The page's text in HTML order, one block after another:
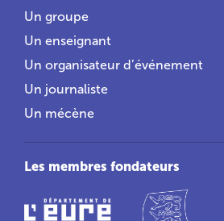
Un groupe
Un enseignant
Un organisateur d’événement
Un journaliste
Un mécène
Les membres fondateurs